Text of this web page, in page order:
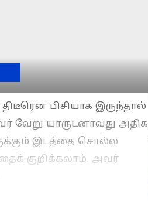
பிசியாக இருந்தால்
வேறு யாருடனாவது அதிக
இடத்தை சொல்ல
குறிக்கலாம். அவர்